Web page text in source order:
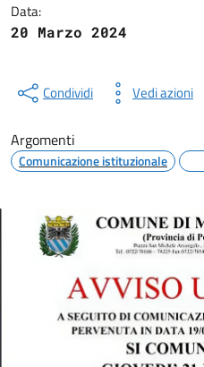
Data:
20 Marzo 2024
Condividi Vedi azioni
Argomenti
Comunicazione istituzionale